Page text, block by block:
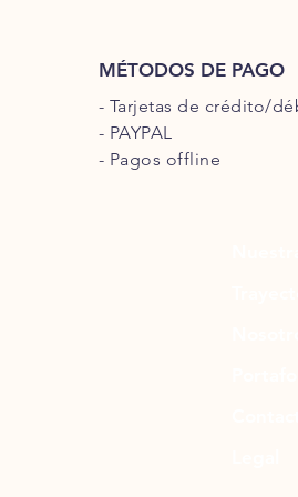
MÉTODOS DE PAGO
- Tarjetas de crédito/
- PAYPAL
- Pagos offline